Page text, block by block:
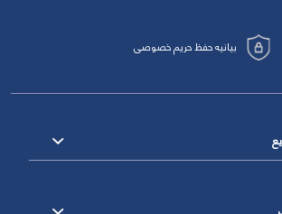
بیانیه حفظ حریم خصوصی